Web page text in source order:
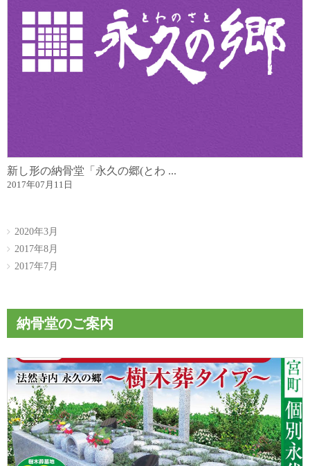
新し形の納骨堂「永久の郷(とわ ...
2017年07月11日
2020年3月
2017年8月
2017年7月
納骨堂のご案内